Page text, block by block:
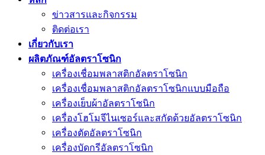
ข่าวสารและกิจกรรม
ติดต่อเรา
เกี่ยวกับเรา
ผลิตภัณฑ์อัลตราโซนิก
เครื่องเชื่อมพลาสติกอัลตราโซนิก
เครื่องเชื่อมพลาสติกอัลตราโซนิกแบบมือถือ
เครื่องเย็บผ้าอัลตราโซนิก
เครื่องโฮโมจีไนเซอร์และสกัดด้วยอัลตราโซนิก
เครื่องตัดอัลตราโซนิก
เครื่องบัดกรีอัลตราโซนิก